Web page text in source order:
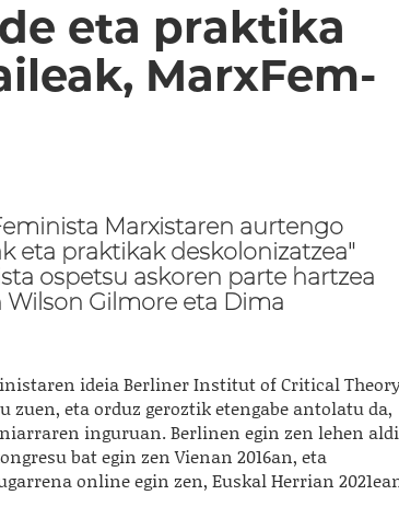
eta praktika
MarxFem-
Marxistaren aurtengo
eta praktikak deskolonizatzea"
ospetsu askoren parte hartzea
Gilmore eta Dima
ideia Berliner Institut of Critical
eta orduz geroztik etengabe antolatu da,
inguruan. Berlinen egin zen lehen
bat egin zen Vienan 2016an, eta
online egin zen, Euskal Herrian